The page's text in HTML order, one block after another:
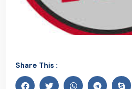
Share This :